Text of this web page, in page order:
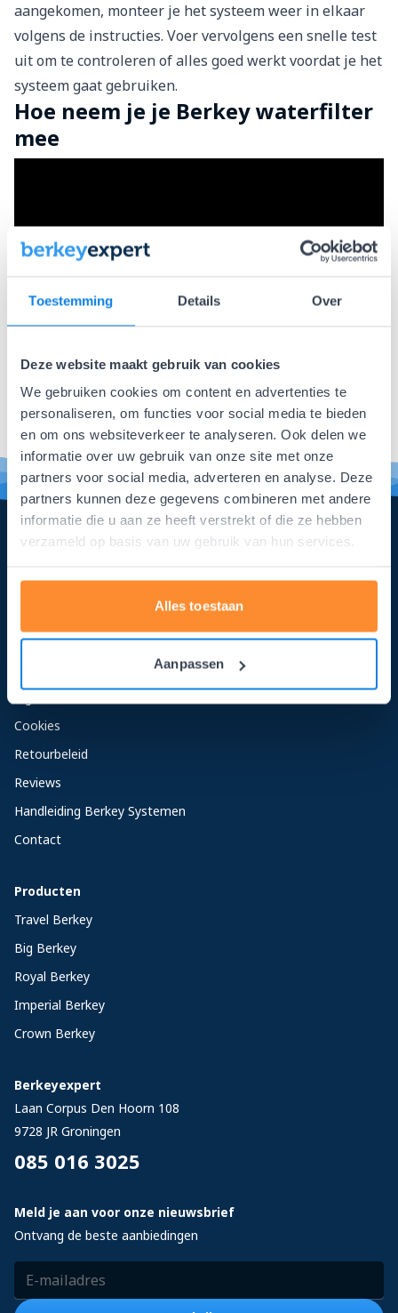
Toestemming Details Over
Deze website maakt gebruik van cookies
We gebruiken cookies om content en advertenties te
personaliseren, om functies voor social media te bieden
en om ons websiteverkeer te analyseren. Ook delen we
informatie over uw gebruik van onze site met onze
partners voor social media, adverteren en analyse. Deze
partners kunnen deze gegevens combineren met andere
informatie die u aan ze heeft verstrekt of die ze hebben
verzameld op basis van uw gebruik van hun services.
Alles toestaan
Aanpassen
aangekomen, monteer je het systeem weer in elkaar
volgens de instructies. Voer vervolgens een snelle test
uit om te controleren of alles goed werkt voordat je het
systeem gaat gebruiken.
Hoe neem je je Berkey waterfilter
mee
Veelgestelde Vragen
Bestellen en betalen
Blog
Cookies
Retourbeleid
Reviews
Handleiding Berkey Systemen
Contact
Producten
Travel Berkey
Big Berkey
Royal Berkey
Imperial Berkey
Crown Berkey
Berkeyexpert
Laan Corpus Den Hoorn 108
9728 JR Groningen
085 016 3025
Meld je aan voor onze nieuwsbrief
Ontvang de beste aanbiedingen